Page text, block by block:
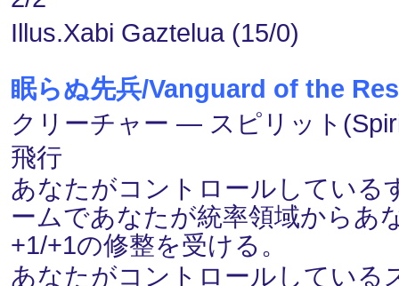
Illus.Xabi Gaztelua (15/0)
眠らぬ先兵/Vanguard of the
クリーチャー ― スピリット
飛行
あなたがコントロールしている
ームであなたが統率領域からあ
+1/+1の修整を受ける。
あなたがコントロールしている